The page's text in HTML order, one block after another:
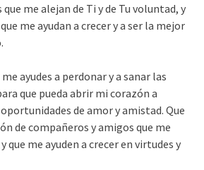
me alejan de Ti y de Tu voluntad, y
me ayudan a crecer y a ser la mejor
ayudes a perdonar y a sanar las
que pueda abrir mi corazón a
de amor y amistad. Que
de compañeros y amigos que me
que me ayuden a crecer en virtudes y